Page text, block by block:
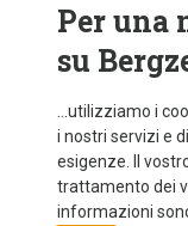
Per una
su
...utilizziamo i
i nostri servizi e
esigenze. Il
trattamento dei
informazioni